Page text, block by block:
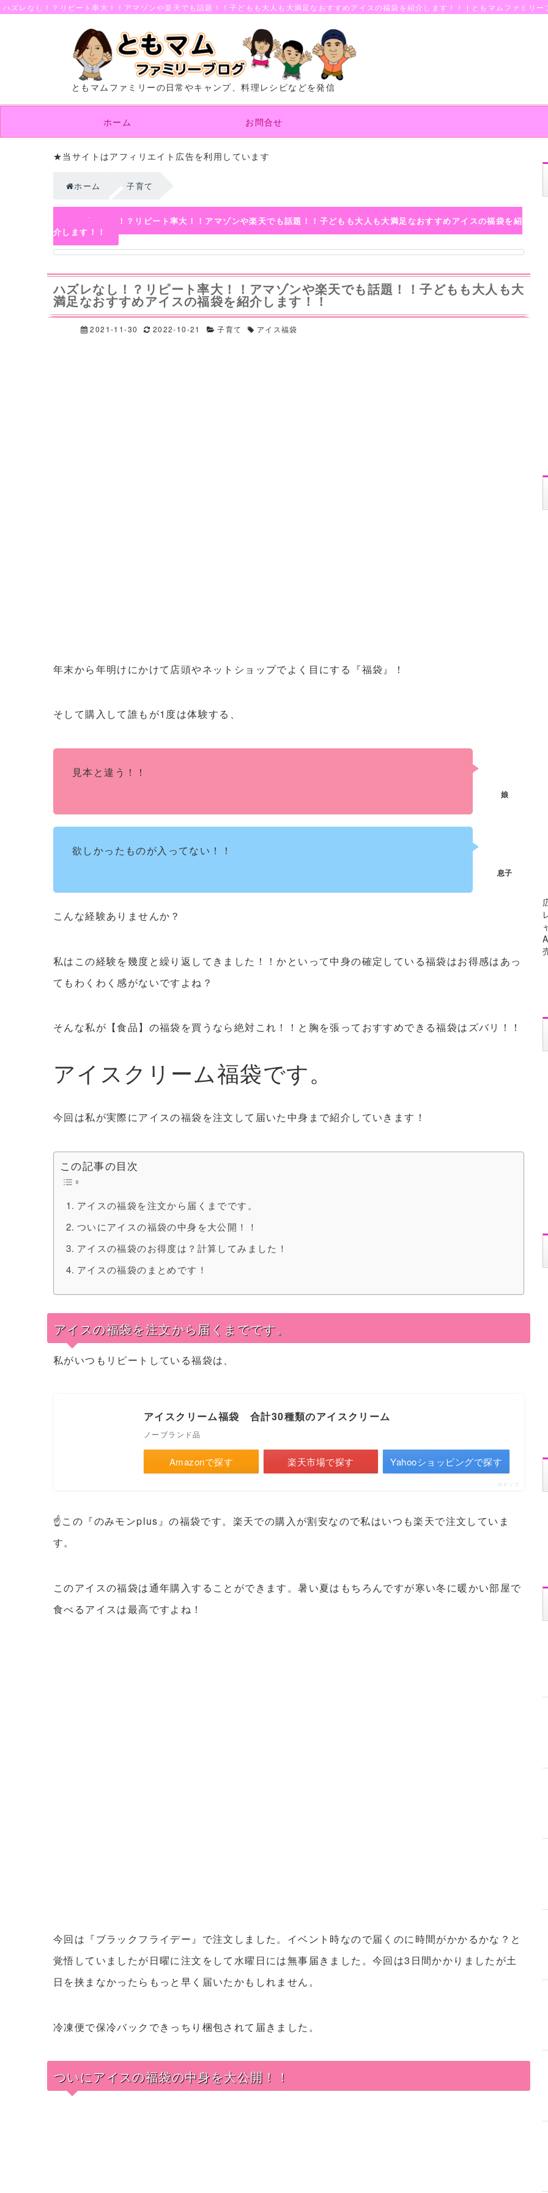
ハズレなし！？リピート率大！！アマゾンや楽天でも話題！！子どもも大人も大満足なおすすめアイスの福袋を紹介します！！ | ともマムファミリー
ともマムファミリーの日常やキャンプ、料理レシピなどを発信
ホーム お問合せ
★当サイトはアフィリエイト広告を利用しています
ホーム 子育て
ハズレなし！？リピート率大！！アマゾンや楽天でも話題！！子どもも大人も大満足なおすすめアイスの福袋を紹
介します！！
ハズレなし！？リピート率大！！アマゾンや楽天でも話題！！子どもも大人も大
満足なおすすめアイスの福袋を紹介します！！
2021-11-30 2022-10-21 子育て アイス福袋
年末から年明けにかけて店頭やネットショップでよく目にする『福袋』！
そして購入して誰もが1度は体験する、
見本と違う！！
欲しかったものが入ってない！！
こんな経験ありませんか？
私はこの経験を幾度と繰り返してきました！！かといって中身の確定している福袋はお得感はあっ
てもわくわく感がないですよね？
そんな私が 【食品】の福袋を買うなら絶対これ！！ と胸を張っておすすめできる福袋はズバリ！！
アイスクリーム福袋です。
今回は私が実際にアイスの福袋を注文して届いた中身まで紹介していきます！
この記事の目次
アイスの福袋を注文から届くまでです。
ついにアイスの福袋の中身を大公開！！
アイスの福袋のお得度は？計算してみました！
アイスの福袋のまとめです！
アイスの福袋を注文から届くまでです。
私がいつもリピートしている福袋は、
アイスクリーム福袋 合計30種類のアイスクリーム
ノーブランド品
Amazonで探す 楽天市場で探す Yahooショッピングで探す
ポチップ
☝この『のみモンplus』の福袋です。楽天での購入が割安なので私はいつも楽天で注文していま
す。
このアイスの福袋は通年購入することができます。暑い夏はもちろんですが寒い冬に暖かい部屋で
食べるアイスは最高ですよね！
今回は『ブラックフライデー』で注文しました。イベント時なので届くのに時間がかかるかな？と
覚悟していましたが日曜に注文をして水曜日には無事届きました。今回は3日間かかりましたが土
日を挟まなかったらもっと早く届いたかもしれません。
冷凍便で保冷バックできっちり梱包されて届きました。
ついにアイスの福袋の中身を大公開！！